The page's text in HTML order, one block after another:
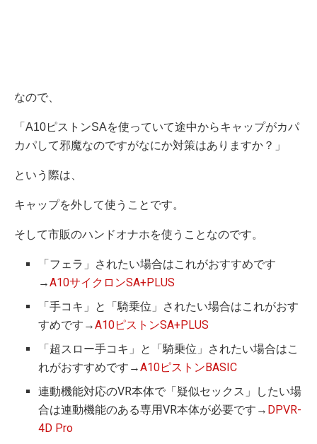
なので、
「A10ピストンSAを使っていて途中からキャップがカパ
カパして邪魔なのですがなにか対策はありますか？」
という際は、
キャップを外して使うことです。
そして市販のハンドオナホを使うことなのです。
「フェラ」されたい場合はこれがおすすめです
→A10サイクロンSA+PLUS
「手コキ」と「騎乗位」されたい場合はこれがおす
すめです→A10ピストンSA+PLUS
「超スロー手コキ」と「騎乗位」されたい場合はこ
れがおすすめです→A10ピストンBASIC
連動機能対応のVR本体で「疑似セックス」したい場
合は連動機能のある専用VR本体が必要です→ DPVR-
4D Pro